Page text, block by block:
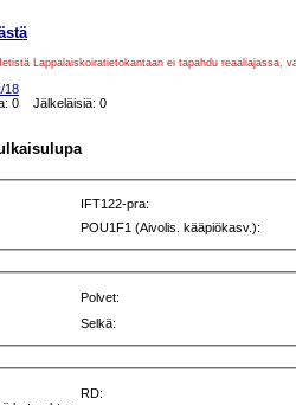
Lappalaiskoiratietokantaan ei tapahdu
18
0 Jälkeläisiä: 0
IFT122-pra:
POU1F1 (Aivolis. kääpiökasv.):
Polvet:
Selkä:
RD: